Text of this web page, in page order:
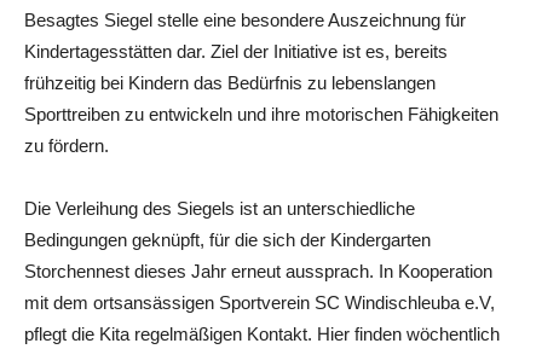
Besagtes Siegel stelle eine besondere Auszeichnung für
Kindertagesstätten dar. Ziel der Initiative ist es, bereits
frühzeitig bei Kindern das Bedürfnis zu lebenslangen
Sporttreiben zu entwickeln und ihre motorischen Fähigkeiten
zu fördern.
Die Verleihung des Siegels ist an unterschiedliche
Bedingungen geknüpft, für die sich der Kindergarten
Storchennest dieses Jahr erneut aussprach. In Kooperation
mit dem ortsansässigen Sportverein SC Windischleuba e.V,
pflegt die Kita regelmäßigen Kontakt. Hier finden wöchentlich